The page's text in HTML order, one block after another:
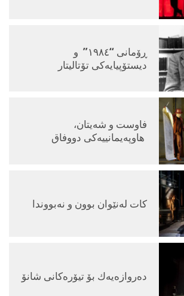
ڕۆمانی “١٩٨٤” و
دیستۆپیایەکی تۆتالیتار
فاوست و شەیتان،
هاوپەیمانییەکی دووفاق
کات لەنێوان بوون و نەبووندا
دەروازەیەك بۆ تیۆرەکانی شانۆ